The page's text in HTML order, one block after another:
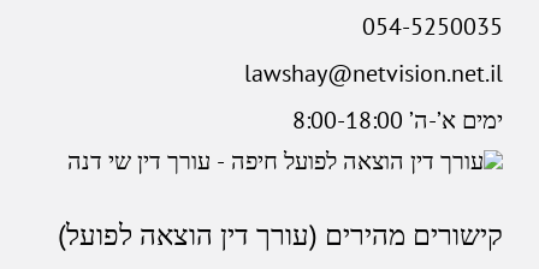
054-5250035
lawshay@netvision.net.il
ימים א’-ה’ 8:00-18:00
קישורים מהירים (עורך דין הוצאה לפועל)